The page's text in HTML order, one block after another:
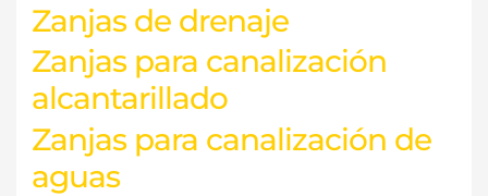
Zanjas de drenaje
Zanjas para canalización
alcantarillado
Zanjas para canalización de
aguas